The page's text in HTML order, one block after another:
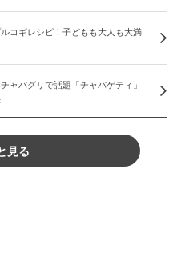
コギレシピ！子どもも大人も大満
ャパグリで話題「チャパゲティ」
見る